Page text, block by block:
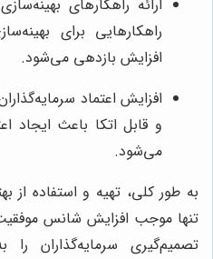
ارائه راهکارهای
راهکارهایی برای
افزایش بازدهی می‌شود.
افزایش اعتماد
و قابل اتکا باعث ایجاد
می‌شود.
به طور کلی، تهیه و استفاده از
تنها موجب افزایش شانس
تصمیم‌گیری سرمایه‌گذاران